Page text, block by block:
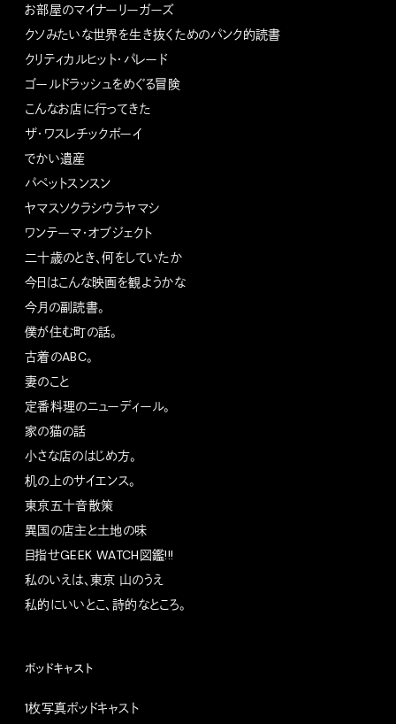
お部屋のマイナーリーガーズ
クソみたいな世界を生き抜くためのパンク的読書
クリティカルヒット・パレード
ゴールドラッシュをめぐる冒険
こんなお店に行ってきた
ザ・ワスレチックボーイ
でかい遺産
パペットスンスン
ヤマスソクラシウラヤマシ
ワンテーマ・オブジェクト
二十歳のとき、何をしていたか
今日はこんな映画を観ようかな
今月の副読書。
僕が住む町の話。
古着のABC。
妻のこと
定番料理のニューディール。
家の猫の話
小さな店のはじめ方。
机の上のサイエンス。
東京五十音散策
異国の店主と土地の味
目指せGEEK WATCH図鑑!!!
私のいえは、東京 山のうえ
私的にいいとこ、詩的なところ。
ポッドキャスト
1枚写真ポッドキャスト